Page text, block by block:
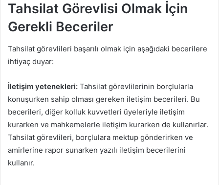
Tahsilat Görevlisi Olmak İçin
Gerekli Beceriler
Tahsilat görevlileri başarılı olmak için aşağıdaki becerilere
ihtiyaç duyar:
İletişim yetenekleri: Tahsilat görevlilerinin borçlularla
konuşurken sahip olması gereken iletişim becerileri. Bu
becerileri, diğer kolluk kuvvetleri üyeleriyle iletişim
kurarken ve mahkemelerle iletişim kurarken de kullanırlar.
Tahsilat görevlileri, borçlulara mektup gönderirken ve
amirlerine rapor sunarken yazılı iletişim becerilerini
kullanır.